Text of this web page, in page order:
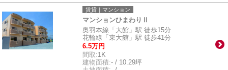
賃貸｜マンション
マンションひまわりⅡ
奥羽本線「大館」駅 徒歩15分
花輪線「東大館」駅 徒歩41分
6.5万円
間取:1K
建物面積:- / 10.29坪